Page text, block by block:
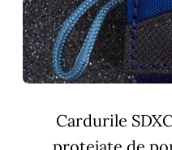
Cardurile